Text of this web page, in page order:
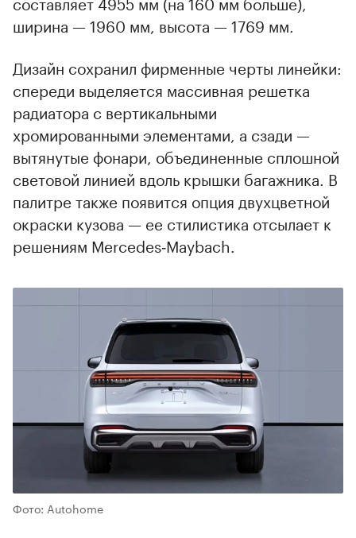
ширина — 1960 мм, высота — 1769 мм.
00:00 00:00
Дизайн сохранил фирменные черты линейки:
спереди выделяется массивная решетка
радиатора с вертикальными
хромированными элементами, а сзади —
вытянутые фонари, объединенные сплошной
световой линией вдоль крышки багажника. В
палитре также появится опция двухцветной
окраски кузова — ее стилистика отсылает к
решениям Mercedes‑Maybach.
Фото: Autohome